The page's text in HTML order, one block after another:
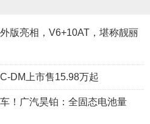
版亮相，V6+10AT，堪称靓丽
DM上市售15.98万起
！广汽昊铂：全固态电池量